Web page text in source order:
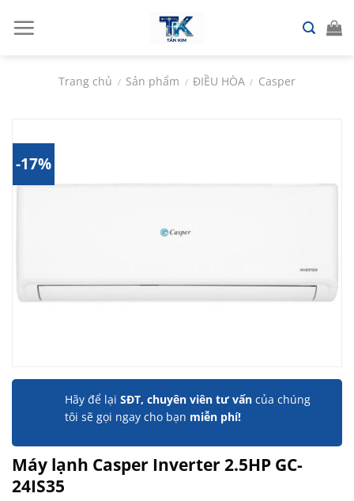
đến
Trang chủ / Sản phẩm / ĐIỀU HÒA / Casper
-17%
Hãy để lại SĐT, chuyên viên tư vấn của chúng
tôi sẽ gọi ngay cho bạn miễn phí!
Máy lạnh Casper Inverter 2.5HP GC-
24IS35